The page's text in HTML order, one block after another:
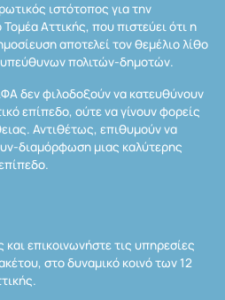
ιστότοπος για την
Αττικής, που πιστεύει ότι η
αποτελεί τον θεμέλιο λίθο
υπεύθυνων πολιτών-δημοτών.
δεν φιλοδοξούν να κατευθύνουν
επίπεδο, ούτε να γίνουν φορείς
Αντιθέτως, επιθυμούν να
διαμόρφωση μιας καλύτερης
επικοινωνήστε τις υπηρεσίες
στο δυναμικό κοινό των 12